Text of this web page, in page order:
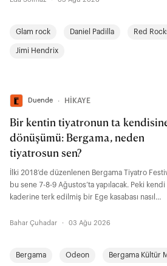
Glam rock Daniel Padilla Red
Jimi Hendrix
Duende ∙ HİKAYE
Bir kentin tiyatronun ta
dönüşümü: Bergama, neden
tiyatrosun sen?
İlki 2018’de düzenlenen Bergama Tiyatro
bu sene 7-8-9 Ağustos’ta yapılacak. Peki kendi
kaderine terk edilmiş bir Ege kasabası nasıl
yerelden yükselen umudun ta kendisine
Bahar Çuhadar · 03 Ağu 2026
Bergama Odeon Bergama Kültür